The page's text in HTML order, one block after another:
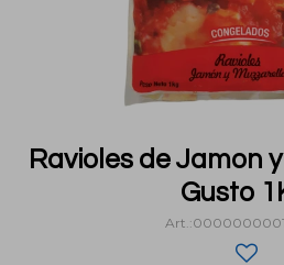
Ravioles de Jamon
Gusto